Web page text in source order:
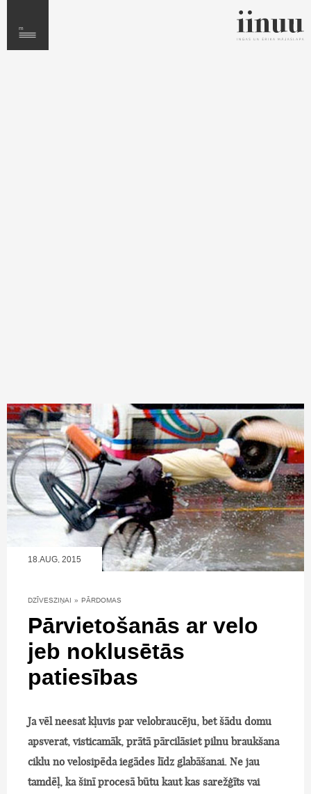
18.AUG, 2015
DZĪVESZIŅAI » PĀRDOMAS
Pārvietošanās ar velo
jeb noklusētās
patiesības
Ja vēl neesat kļuvis par velobraucēju, bet šādu domu
apsverat, visticamāk, prātā pārcilāsiet pilnu braukšana
ciklu no velosipēda iegādes līdz glabāšanai. Ne jau
tamdēļ, ka šinī procesā būtu kaut kas sarežģīts vai